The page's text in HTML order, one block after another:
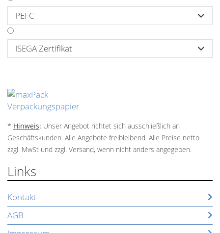
PEFC 
ISEGA Zertifikat 
* Hinweis: Unser Angebot richtet sich ausschließlich an
Geschäftskunden. Alle Angebote freibleibend. Alle Preise netto
zzgl. MwSt und zzgl. Versand, wenn nicht anders angegeben.
Links
Kontakt
AGB